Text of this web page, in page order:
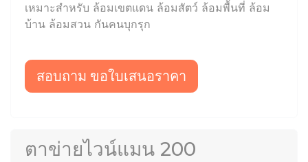
เหมาะสำหรับ ล้อมเขตแดน ล้อมสัตว์ ล้อมพื้นที่ ล้อม
บ้าน ล้อมสวน กันคนบุกรุก
สอบถาม ขอใบเสนอราคา
ตาข่ายไวน์แมน 200